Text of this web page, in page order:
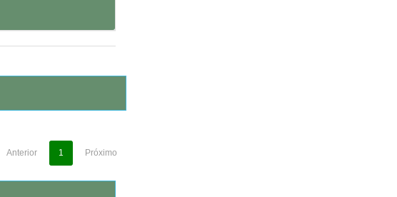
Anterior 1 Próximo